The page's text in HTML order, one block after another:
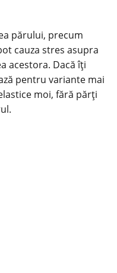
părului, precum
cauza stres asupra
acestora. Dacă îți
pentru variante mai
moi, fără părți